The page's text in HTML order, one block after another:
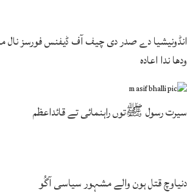
انڈونیشیا دے صدر دی چیف آف ڈیفنس فورسز نال
ودھا ندا اعادہ
سیرت رسول ﷺتوں راہنمائی تے قائداعظم
دنیاوچ قتل ہون والے مشہور سیاسی آگُو